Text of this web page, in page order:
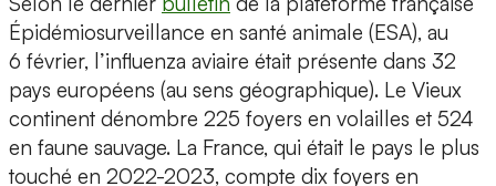
Épidémiosurveillance en santé animale (ESA), au
6 février, l’influenza aviaire était présente dans 32
pays européens (au sens géographique). Le Vieux
continent dénombre 225 foyers en volailles et 524
en faune sauvage. La France, qui était le pays le plus
touché en 2022-2023, compte dix foyers en